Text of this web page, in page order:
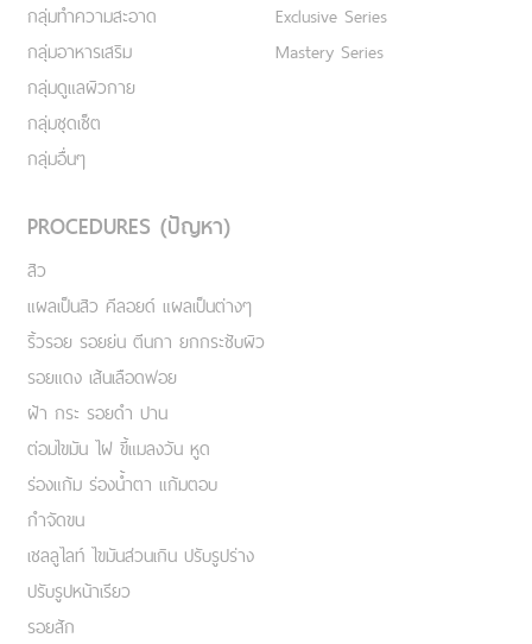
กลุ่มทำความสะอาด
กลุ่มอาหารเสริม
กลุ่มดูแลผิวกาย
กลุ่มชุดเซ็ต
กลุ่มอื่นๆ
Exclusive Series
Mastery Series
PROCEDURES (ปัญหา)
สิว
แผลเป็นสิว คีลอยด์ แผลเป็นต่างๆ
ริ้วรอย รอยย่น ตีนกา ยกกระชับผิว
รอยแดง เส้นเลือดฟอย
ฝ้า กระ รอยดำ ปาน
ต่อมไขมัน ไฝ ขี้แมลงวัน หูด
ร่องแก้ม ร่องน้ำตา แก้มตอบ
กำจัดขน
เชลลูไลท์ ไขมันส่วนเกิน ปรับรูปร่าง
ปรับรูปหน้าเรียว
รอยสัก